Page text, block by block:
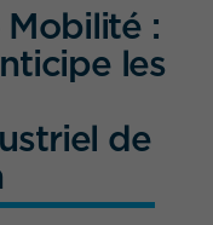
:
les
de